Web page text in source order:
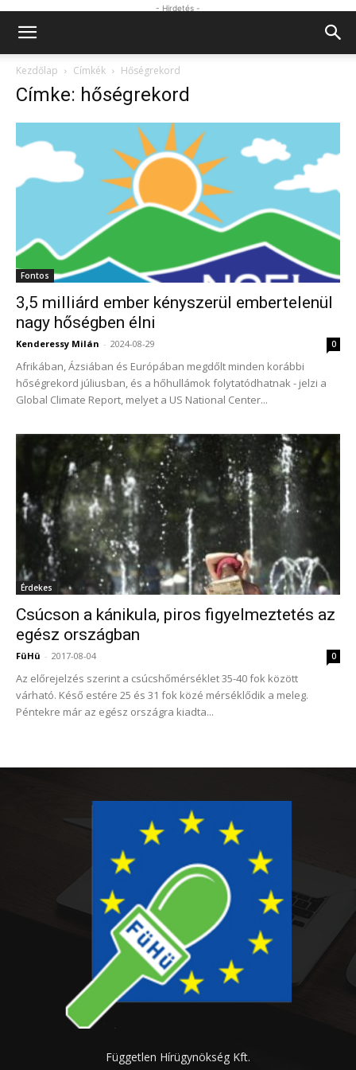
- Hirdetés -
Kezdőlap Címkék Hőségrekord
Címke: hőségrekord
Fontos
3,5 milliárd ember kényszerül embertelenül
nagy hőségben élni
Kenderessy Milán - 2024-08-29 0
Afrikában, Ázsiában és Európában megdőlt minden korábbi
hőségrekord júliusban, és a hőhullámok folytatódhatnak - jelzi a
Global Climate Report, melyet a US National Center...
Érdekes
Csúcson a kánikula, piros figyelmeztetés az
egész országban
FüHü - 2017-08-04 0
Az előrejelzés szerint a csúcshőmérséklet 35-40 fok között
várható. Késő estére 25 és 31 fok közé mérséklődik a meleg.
Péntekre már az egész országra kiadta...
Független Hírügynökség Kft.